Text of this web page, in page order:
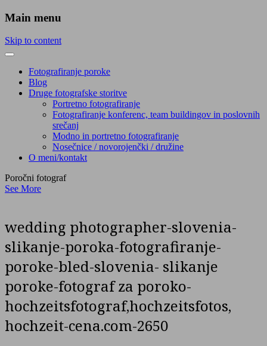
Main menu
Skip to content
Fotografiranje poroke
Blog
Druge fotografske storitve
Portretno fotografiranje
Fotografiranje konferenc, team buildingov in poslovnih
srečanj
Modno in portretno fotografiranje
Nosečnice / novorojenčki / družine
O meni/kontakt
Poročni fotograf
See More
wedding photographer-slovenia-
slikanje-poroka-fotografiranje-
poroke-bled-slovenia- slikanje
poroke-fotograf za poroko-
hochzeitsfotograf,hochzeitsfotos,
hochzeit-cena.com-2650